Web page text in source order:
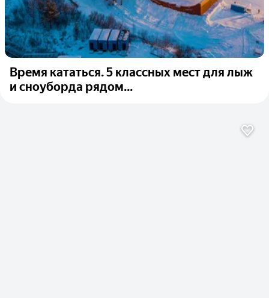
Время кататься. 5 классных мест для лыж
и сноуборда рядом...